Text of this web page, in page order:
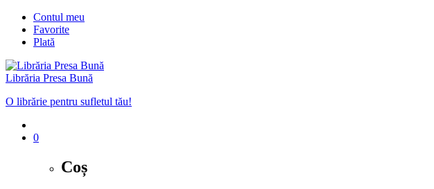
Contul meu
Favorite
Plată
Librăria Presa Bună
O librărie pentru sufletul tău!
0
Coș